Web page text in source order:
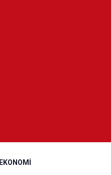
EKONOMİ